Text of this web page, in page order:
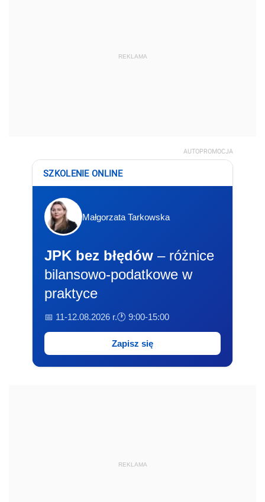
REKLAMA
AUTOPROMOCJA
SZKOLENIE ONLINE
Małgorzata Tarkowska
JPK bez błędów – różnice
bilansowo-podatkowe w
praktyce
📅 11-12.08.2026 r.🕐 9:00-15:00
Zapisz się
REKLAMA